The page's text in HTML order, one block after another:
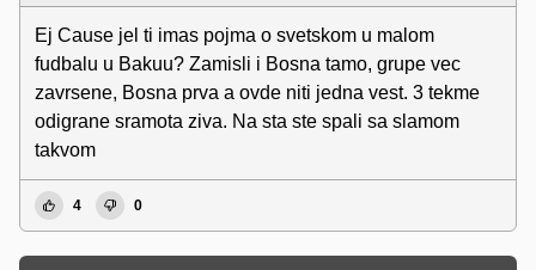
Ej Cause jel ti imas pojma o svetskom u malom
fudbalu u Bakuu? Zamisli i Bosna tamo, grupe vec
zavrsene, Bosna prva a ovde niti jedna vest. 3 tekme
odigrane sramota ziva. Na sta ste spali sa slamom
takvom
4 0